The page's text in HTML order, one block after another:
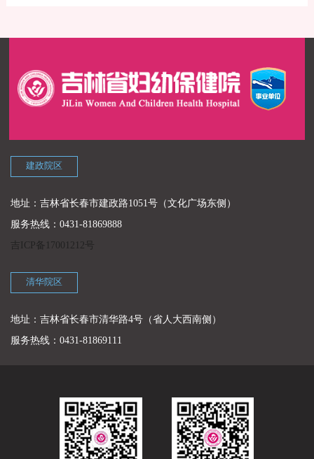
建政院区
地址：吉林省长春市建政路1051号（文化广场东侧）
服务热线：0431-81869888
吉ICP备17001212号
清华院区
地址：吉林省长春市清华路4号（省人大西南侧）
服务热线：0431-81869111